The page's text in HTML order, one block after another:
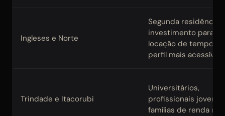
Ingleses e Norte
Segunda residência,
investimento para
locação de
perfil mais acessível
Trindade e Itacorubi
Universitários,
profissionais jovens,
famílias de renda